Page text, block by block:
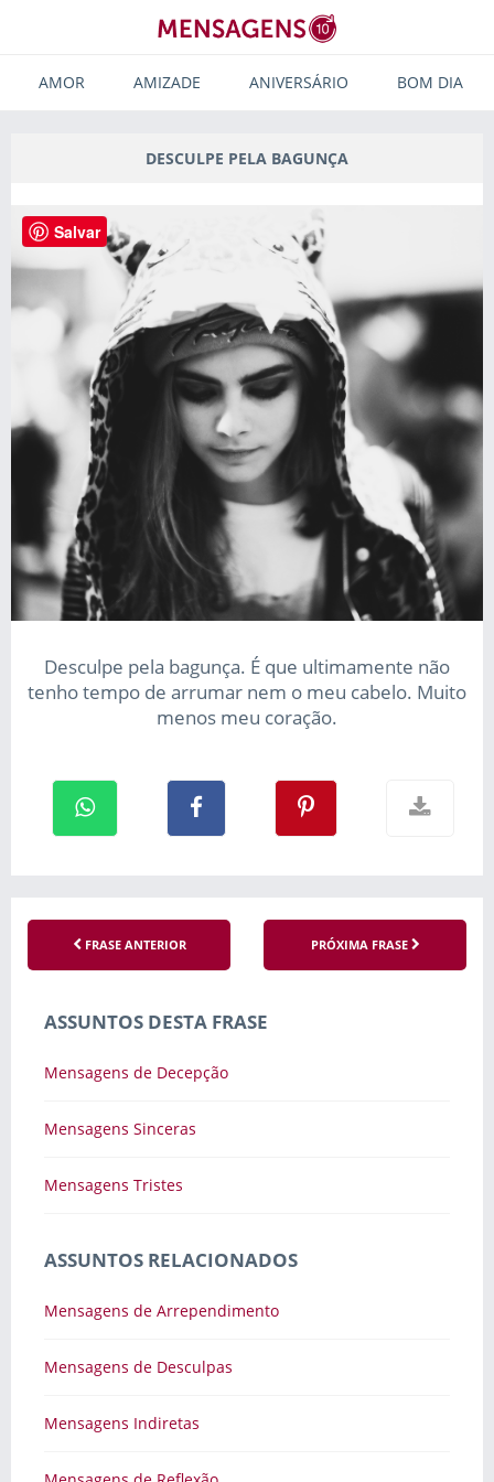
AMOR AMIZADE ANIVERSÁRIO BOM DIA
DESCULPE PELA BAGUNÇA
Desculpe pela bagunça. É que ultimamente não
tenho tempo de arrumar nem o meu cabelo. Muito
menos meu coração.
FRASE ANTERIOR PRÓXIMA FRASE
ASSUNTOS DESTA FRASE
Mensagens de Decepção
Mensagens Sinceras
Mensagens Tristes
ASSUNTOS RELACIONADOS
Mensagens de Arrependimento
Mensagens de Desculpas
Mensagens Indiretas
Salvar